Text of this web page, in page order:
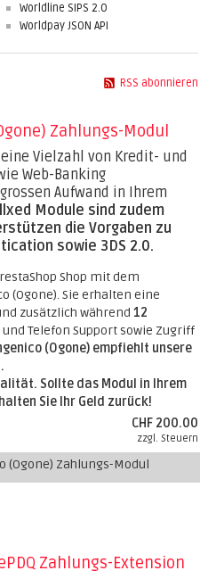
Worldline SIPS 2.0
Worldpay JSON API
RSS abonnieren
Zahlungs-Modul
Vielzahl von Kredit- und
Web-Banking
Aufwand in Ihrem
Module sind zudem
die Vorgaben zu
sowie 3DS 2.0.
Shop mit dem
(Ogone). Sie erhalten eine
zusätzlich während 12
Telefon Support sowie Zugriff
(Ogone) empfiehlt unsere
Sollte das Modul in Ihrem
Sie Ihr Geld zurück!
CHF 200.00
zzgl. Steuern
(Ogone) Zahlungs-Modul
Zahlungs-Extension